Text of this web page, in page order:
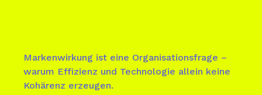
Markenwirkung ist eine Organisationsfrage –
warum Effizienz und Technologie allein keine
Kohärenz erzeugen.